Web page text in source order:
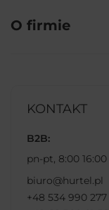
O firmie
KONTAKT
B2B:
pn-pt, 8:00 16:00
biuro@hurtel.pl
+48 534 990 277